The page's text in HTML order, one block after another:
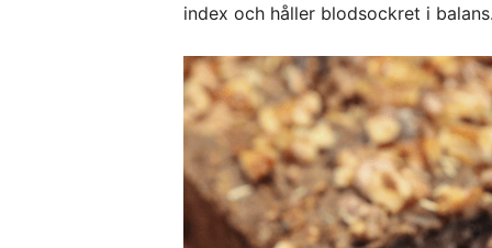
index och håller blodsockret i